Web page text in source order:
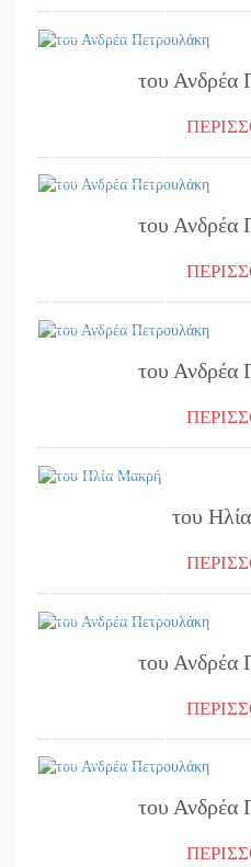
του Ανδρέα
του Ανδρέα
του Ανδρέα
του
του Ανδρέα
του Ανδρέα